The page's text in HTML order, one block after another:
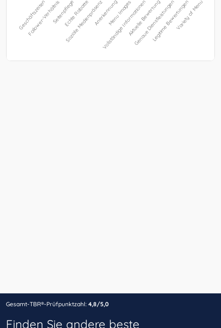
Gesamt-TBR®-Prüfpunktzahl: 4,8/5,0
Finden Sie andere beste